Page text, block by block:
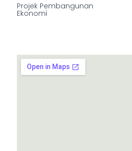
Projek Pembangunan
Ekonomi